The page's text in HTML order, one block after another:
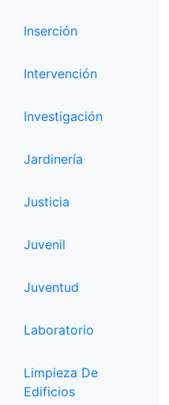
Inserción
Intervención
Investigación
Jardinería
Justicia
Juvenil
Juventud
Laboratorio
Limpieza De
Edificios